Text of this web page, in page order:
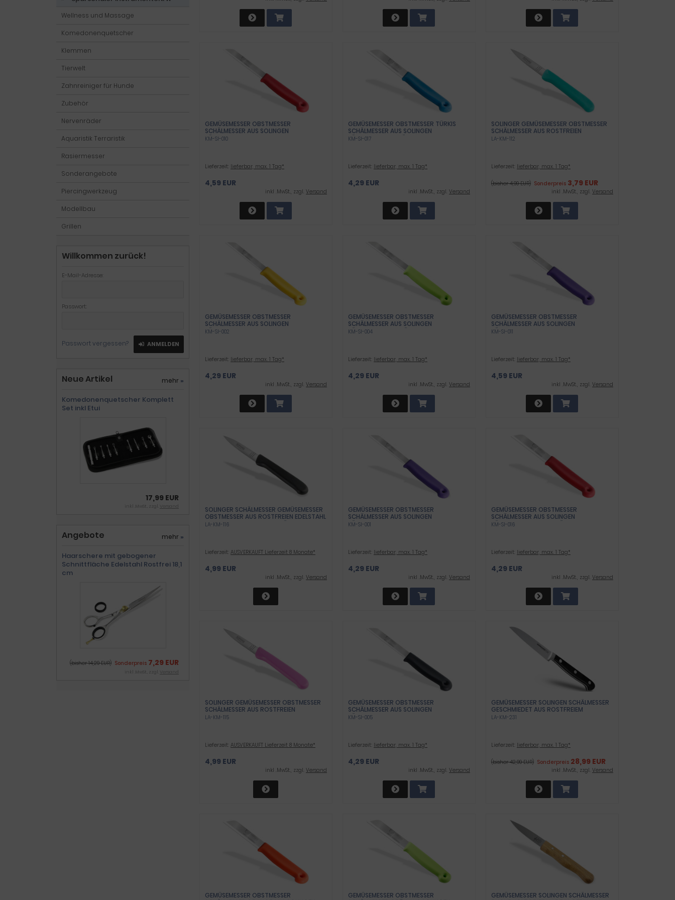
GEMÜSEMESSER OBSTMESSER
SCHÄLMESSER AUS SOLINGEN
KÜCHENMESSER ROT UNIVERSAL MESSER
KM-SI-010
Lieferzeit: lieferbar, max. 1 Tag*
4,59 EUR
inkl .MwSt., zzgl. Versand
GEMÜSEMESSER OBSTMESSER TÜRKIS
SCHÄLMESSER AUS SOLINGEN
KÜCHENMESSER SPÜLMASCHINEN
KM-SI-017
Lieferzeit: lieferbar, max. 1 Tag*
4,29 EUR
inkl .MwSt., zzgl. Versand
SOLINGER GEMÜSEMESSER OBSTMESSER
SCHÄLMESSER AUS ROSTFREIEN
EDELSTAHL ZUM SCHNEIDEN ODER
LA-KM-112
Lieferzeit: lieferbar, max. 1 Tag*
(bisher 4,99 EUR) Sonderpreis3,79 EUR
inkl .MwSt., zzgl. Versand
GEMÜSEMESSER OBSTMESSER
SCHÄLMESSER AUS SOLINGEN
KÜCHENMESSER GELB MADE IN GERMANY
KM-SI-002
Lieferzeit: lieferbar, max. 1 Tag*
4,29 EUR
inkl .MwSt., zzgl. Versand
GEMÜSEMESSER OBSTMESSER
SCHÄLMESSER AUS SOLINGEN
KÜCHENMESSER GRÜN MADE IN GERMANY
KM-SI-004
Lieferzeit: lieferbar, max. 1 Tag*
4,29 EUR
inkl .MwSt., zzgl. Versand
GEMÜSEMESSER OBSTMESSER
SCHÄLMESSER AUS SOLINGEN
KÜCHENMESSER UNIVERSAL MESSER LILA -
KM-SI-011
Lieferzeit: lieferbar, max. 1 Tag*
4,59 EUR
inkl .MwSt., zzgl. Versand
SOLINGER SCHÄLMESSER GEMÜSEMESSER
OBSTMESSER AUS ROSTFREIEN EDELSTAHL
ZUM SCHNEIDEN ODER SCHÄLEN VON
LA-KM-116
Lieferzeit: AUSVERKAUFT Lieferzeit 8 Monate*
4,99 EUR
inkl .MwSt., zzgl. Versand
GEMÜSEMESSER OBSTMESSER
SCHÄLMESSER AUS SOLINGEN
KÜCHENMESSER LILA UNIVERSAL MESSER
KM-SI-001
Lieferzeit: lieferbar, max. 1 Tag*
4,29 EUR
inkl .MwSt., zzgl. Versand
GEMÜSEMESSER OBSTMESSER
SCHÄLMESSER AUS SOLINGEN
KÜCHENMESSER ROT SPÜLMASCHINEN
KM-SI-016
Lieferzeit: lieferbar, max. 1 Tag*
4,29 EUR
inkl .MwSt., zzgl. Versand
SOLINGER GEMÜSEMESSER OBSTMESSER
SCHÄLMESSER AUS ROSTFREIEN
EDELSTAHL ZUM SCHNEIDEN ODER
LA-KM-115
Lieferzeit: AUSVERKAUFT Lieferzeit 8 Monate*
4,99 EUR
inkl .MwSt., zzgl. Versand
GEMÜSEMESSER OBSTMESSER
SCHÄLMESSER AUS SOLINGEN
KÜCHENMESSER SCHWARZ MADE IN
LANG
KM-SI-005
Lieferzeit: lieferbar, max. 1 Tag*
4,29 EUR
inkl .MwSt., zzgl. Versand
GEMÜSEMESSER SOLINGEN SCHÄLMESSER
GESCHMIEDET AUS ROSTFREIEM
EDELSTAHL MADE IN GERMANY
LA-KM-231
Lieferzeit: lieferbar, max. 1 Tag*
(bisher 42,99 EUR) Sonderpreis28,99 EUR
inkl .MwSt., zzgl. Versand
GEMÜSEMESSER OBSTMESSER
GEMÜSEMESSER OBSTMESSER
GEMÜSEMESSER SOLINGEN SCHÄLMESSER
Wellness und Massage
Komedonenquetscher
Klemmen
Tierwelt
Zahnreiniger für Hunde
Zubehör
Nervenräder
Aquaristik Terraristik
Rasiermesser
Sonderangebote
Piercingwerkzeug
Modellbau
Grillen
Willkommen zurück!
E-Mail-Adresse:
Passwort:
Passwort vergessen? ANMELDEN
Neue Artikel mehr »
Komedonenquetscher Komplett
Set inkl Etui
17,99 EUR
inkl .MwSt., zzgl. Versand
Angebote mehr »
Haarschere mit gebogener
Schnittfläche Edelstahl Rostfrei 18,1
cm
(bisher 14,29 EUR) Sonderpreis 7,29 EUR
inkl .MwSt., zzgl. Versand